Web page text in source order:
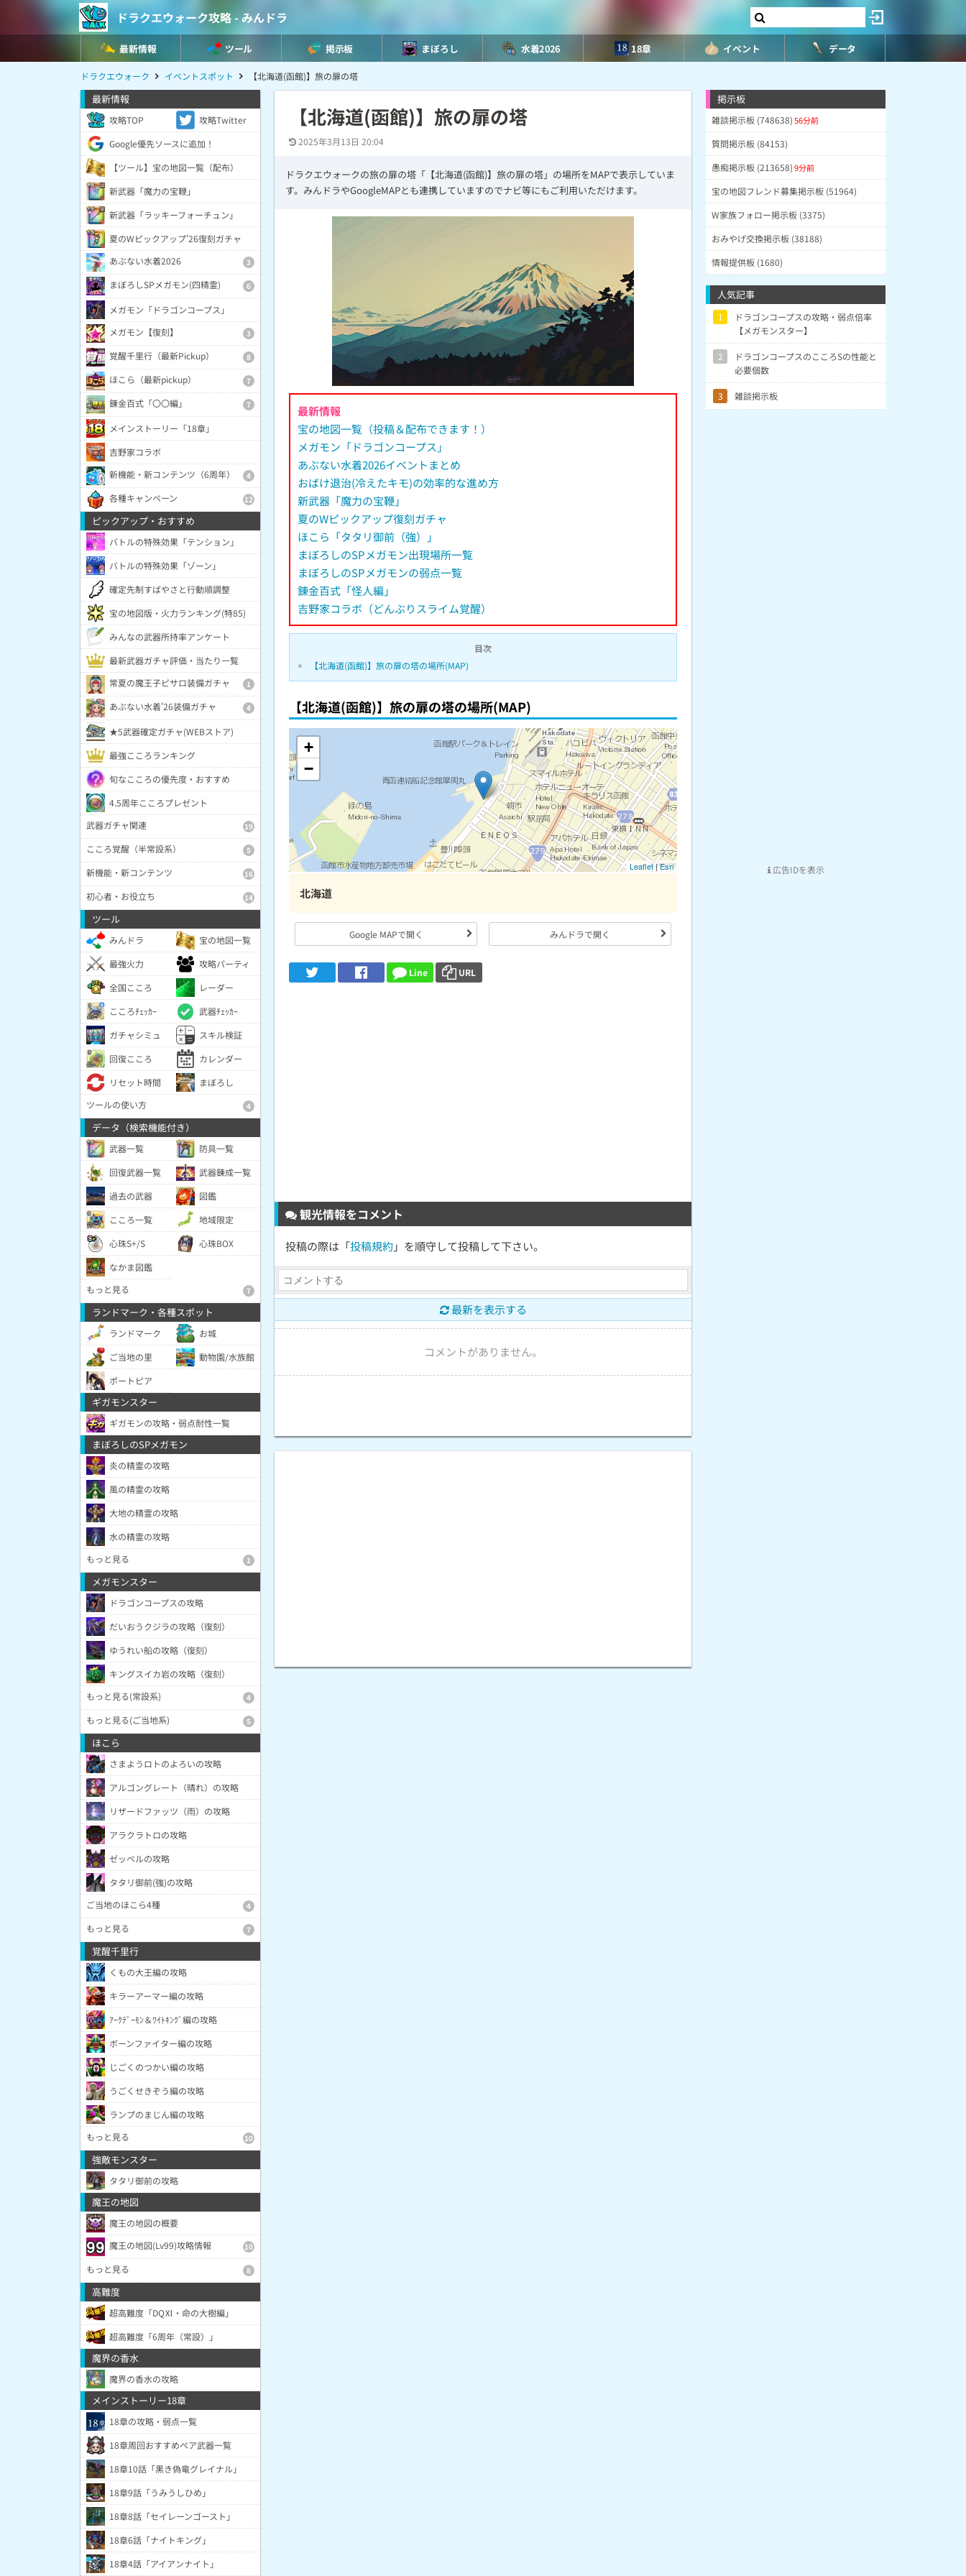
ドラクエウォーク攻略 - みんドラ
最新情報 ツール 掲示板 まぼろし 水着2026 18章 イベント データ
ドラクエウォーク イベントスポット 【北海道(函館)】旅の扉の塔
【北海道(函館)】旅の扉の塔
2025年3月13日 20:04
ドラクエウォークの旅の扉の塔「【北海道(函館)】旅の扉の塔」の場所をMAPで表示していま
す。みんドラやGoogleMAPとも連携していますのでナビ等にもご利用いただけます。
最新情報
宝の地図一覧（投稿＆配布できます！）
メガモン「ドラゴンコープス」
あぶない水着2026イベントまとめ
おばけ退治(冷えたキモ)の効率的な進め方
新武器「魔力の宝鞭」
夏のWピックアップ復刻ガチャ
ほこら「タタリ御前（強）」
まぼろしのSPメガモン出現場所一覧
まぼろしのSPメガモンの弱点一覧
錬金百式「怪人編」
吉野家コラボ（どんぶりスライム覚醒）
目次
【北海道(函館)】旅の扉の塔の場所(MAP)
【北海道(函館)】旅の扉の塔の場所(MAP)
+
−
Leaflet|Esri
北海道
Google MAPで開く みんドラで開く
Line URL
観光情報をコメント
投稿の際は「投稿規約 」を順守して投稿して下さい。
最新を表示する
コメントがありません。
最新情報
攻略TOP
攻略Twitter
Google優先ソースに追加！
【ツール】宝の地図一覧（配布）
新武器「魔力の宝鞭」
新武器「ラッキーフォーチュン」
夏のWピックアップ'26復刻ガチャ
あぶない水着2026
3
まぼろしSPメガモン(四精霊) 6
メガモン「ドラゴンコープス」
メガモン【復刻】
3
覚醒千里行（最新Pickup） 8
ほこら（最新pickup） 7
錬金百式「〇〇編」 7
メインストーリー「18章」
吉野家コラボ
新機能・新コンテンツ（6周年）
4
各種キャンペーン 12
ピックアップ・おすすめ
バトルの特殊効果「テンション」
バトルの特殊効果「ゾーン」
確定先制すばやさと行動順調整
宝の地図版・火力ランキング(特85)
みんなの武器所持率アンケート
最新武器ガチャ評価・当たり一覧
常夏の魔王子ピサロ装備ガチャ
1
あぶない水着'26装備ガチャ 4
★5武器確定ガチャ(WEBストア)
最強こころランキング
旬なこころの優先度・おすすめ
4.5周年こころプレゼント
武器ガチャ関連
19
こころ覚醒（半常設系） 5
新機能・新コンテンツ 16
初心者・お役立ち 14
ツール
みんドラ
宝の地図一覧
最強火力
攻略パーティ
全国こころ
レーダー
こころﾁｪｯｶｰ
武器ﾁｪｯｶｰ
ガチャシミュ
スキル検証
回復こころ
カレンダー
リセット時間
まぼろし
ツールの使い方
4
データ（検索機能付き）
武器一覧
防具一覧
回復武器一覧
武器錬成一覧
過去の武器
図鑑
こころ一覧
地域限定
心珠S+/S
心珠BOX
なかま図鑑
もっと見る
7
ランドマーク・各種スポット
ランドマーク
お城
ご当地の里
動物園/水族館
ポートピア
ギガモンスター
ギガモンの攻略・弱点耐性一覧
まぼろしのSPメガモン
炎の精霊の攻略
風の精霊の攻略
大地の精霊の攻略
水の精霊の攻略
もっと見る
1
メガモンスター
ドラゴンコープスの攻略
だいおうクジラの攻略（復刻）
ゆうれい船の攻略（復刻）
キングスイカ岩の攻略（復刻）
もっと見る(常設系)
4
もっと見る(ご当地系) 5
ほこら
さまようロトのよろいの攻略
アルゴングレート（晴れ）の攻略
リザードファッツ（雨）の攻略
アラクラトロの攻略
ゼッペルの攻略
タタリ御前(強)の攻略
ご当地のほこら4種
4
もっと見る 7
覚醒千里行
くもの大王編の攻略
キラーアーマー編の攻略
ｱｰｸﾃﾞｰﾓﾝ＆ﾜｲﾄｷﾝｸﾞ編の攻略
ボーンファイター編の攻略
じごくのつかい編の攻略
うごくせきぞう編の攻略
ランプのまじん編の攻略
もっと見る
10
強敵モンスター
タタリ御前の攻略
魔王の地図
魔王の地図の概要
魔王の地図(Lv99)攻略情報
10
もっと見る 8
高難度
超高難度「DQⅪ・命の大樹編」
超高難度「6周年（常設）」
魔界の香水
魔界の香水の攻略
メインストーリー18章
18章の攻略・弱点一覧
18章周回おすすめペア武器一覧
18章10話「黒き偽竜グレイナル」
18章9話「うみうしひめ」
18章8話「セイレーンゴースト」
18章6話「ナイトキング」
18章4話「アイアンナイト」
掲示板
雑談掲示板 (748638)56分前
質問掲示板 (84153)
愚痴掲示板 (213658)9分前
宝の地図フレンド募集掲示板 (51964)
W家族フォロー掲示板 (3375)
おみやげ交換掲示板 (38188)
情報提供板 (1680)
人気記事
1
ドラゴンコープスの攻略・弱点倍率
【メガモンスター】
2
ドラゴンコープスのこころSの性能と
必要個数
3 雑談掲示板
広告IDを表示